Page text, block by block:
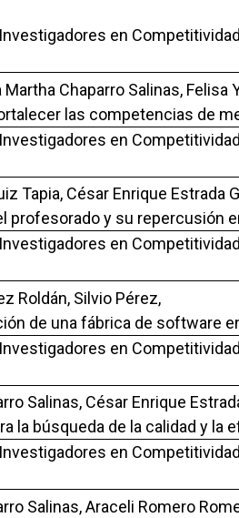
en
Chaparro Salinas, Felisa
las competencias de
en
Tapia, César Enrique Estrada
profesorado y su repercusión
en
Roldán, Silvio Pérez,
de una fábrica de software
en
Salinas, César Enrique
la búsqueda de la calidad y la
en
Salinas, Araceli Romero